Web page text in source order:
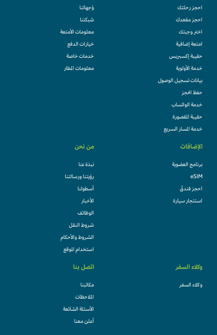
احجز رحلتك
احجز مقعدك
اختر وجبتك
امتعة إضافية
حقيبة إكسبريس
خدمة الأولوية
بيانات تسجيل الوصول
حفظ الحجز
خدمة الواتساب
حقيبة المقصورة
خدمة المسار السريع
وُجهاتنا
شبكتنا
معلومات الأمتعة
خيارات الدفع
خدمات خاصة
معلومات المطار
الإضافات
برنامج العضوية
eSIM
احجز فندقً
استئجار سيارة
من نحن
نبذة عنا
رؤيتنا ورسالتنا
أسطولنا
الأخبار
الوظائف
شروط النقل
الشروط والأحكام
استخدام الموقع
وكلاء السفر
وكلاء السفر
اتصل بنا
مكاتبنا
الملاحظات
الأسئلة الشائعة
أعلن معنا